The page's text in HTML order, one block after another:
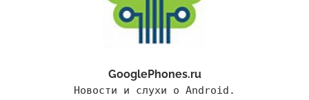
GooglePhones.ru
Новости и слухи о Android.